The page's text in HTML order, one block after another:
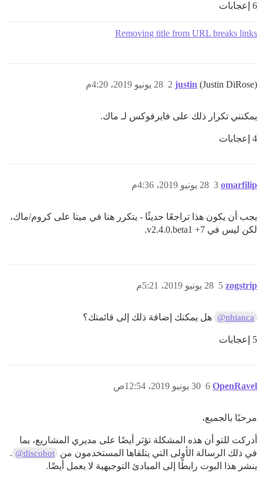
6 إعجابات
Removing title from URL breaks links
justin (Justin DiRose) 28 يونيو 2019، 4:20م 2
يمكنني تكرار ذلك على فايرفوكس لـ ماك.
4 إعجابات
omarfilip 28 يونيو 2019، 4:36م 3
يجب أن يكون هذا تراجعًا حديثًا - يتكرر هنا في ميتا على كروم/ماك،
لكن ليس في v2.4.0.beta1 +7.
zogstrip 28 يونيو 2019، 5:21م 5
@nbianca هل يمكنك إضافة ذلك إلى قائمتك؟
5 إعجابات
OpenRavel 30 يونيو 2019، 12:54ص 6
مرحبًا بالجميع،
أدركت للتو أن هذه المشكلة تؤثر أيضًا على مديري المشاريع، بما
في ذلك الرسالة الأولى التي يتلقاها المستخدمون من
@discobot
.
ينشر هذا البوت رابطًا إلى المبادئ التوجيهية لا يعمل أيضًا.